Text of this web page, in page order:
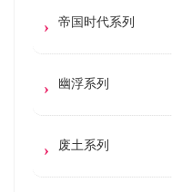
帝国时代系列
幽浮系列
废土系列